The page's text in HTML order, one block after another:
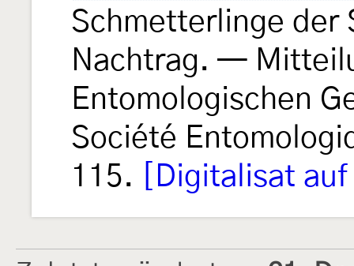
Schmetterlinge der
Nachtrag. —
Entomologischen
Société
115.
[Digitalisat